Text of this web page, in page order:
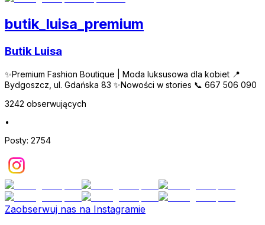
butik_luisa_premium
Butik Luisa
✨Premium Fashion Boutique | Moda luksusowa dla kobiet 📍
Bydgoszcz, ul. Gdańska 83 ✨Nowości w stories 📞 667 506 090
3242 obserwujących
•
Posty: 2754
Zaobserwuj nas na Instagramie